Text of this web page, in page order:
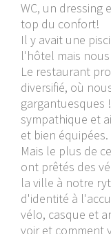
WC, un dressing
top du confort!
Il y avait une
l'hôtel mais
Le restaurant
diversifié, où
gargantuesques
sympathique et
et bien équipées.
Mais le plus de
ont prêtés des
la ville à notre
d'identité à
vélo, casque et
voir et comment